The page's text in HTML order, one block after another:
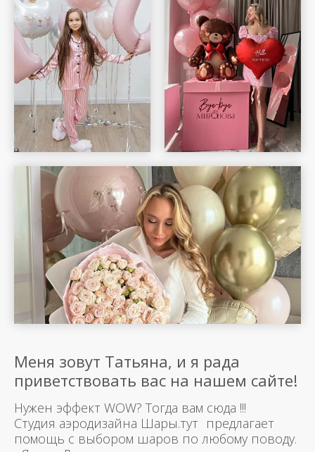
Меня зовут Татьяна, и я рада
приветствовать вас на нашем сайте!
Нужен эффект WOW? Тогда вам сюда !!!
Студия аэродизайна Шары.тут предлагает
помощь с выбором шаров по любому поводу.